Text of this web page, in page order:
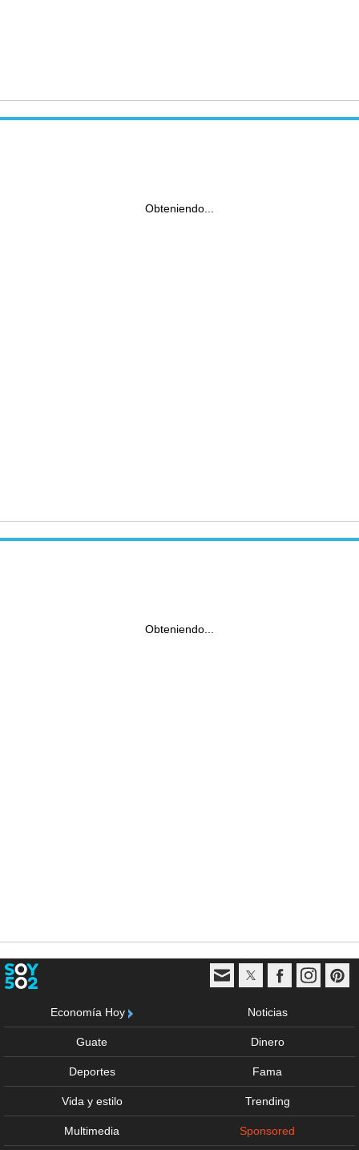
Obteniendo...
Obteniendo...
Economía Hoy Noticias
Guate Dinero
Deportes Fama
Vida y estilo Trending
Multimedia Sponsored